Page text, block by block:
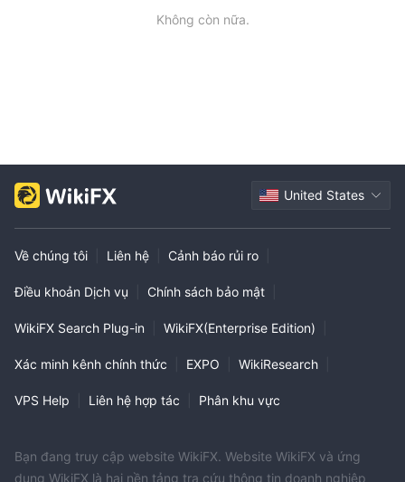
Không còn nữa.
United States
Về chúng tôi Liên hệ Cảnh báo rủi ro
Điều khoản Dịch vụ Chính sách bảo mật
WikiFX Search Plug-in WikiFX(Enterprise Edition)
Xác minh kênh chính thức EXPO WikiResearch
VPS Help Liên hệ hợp tác Phân khu vực
Bạn đang truy cập website WikiFX. Website WikiFX và ứng
dụng WikiFX là hai nền tảng tra cứu thông tin doanh nghiệp